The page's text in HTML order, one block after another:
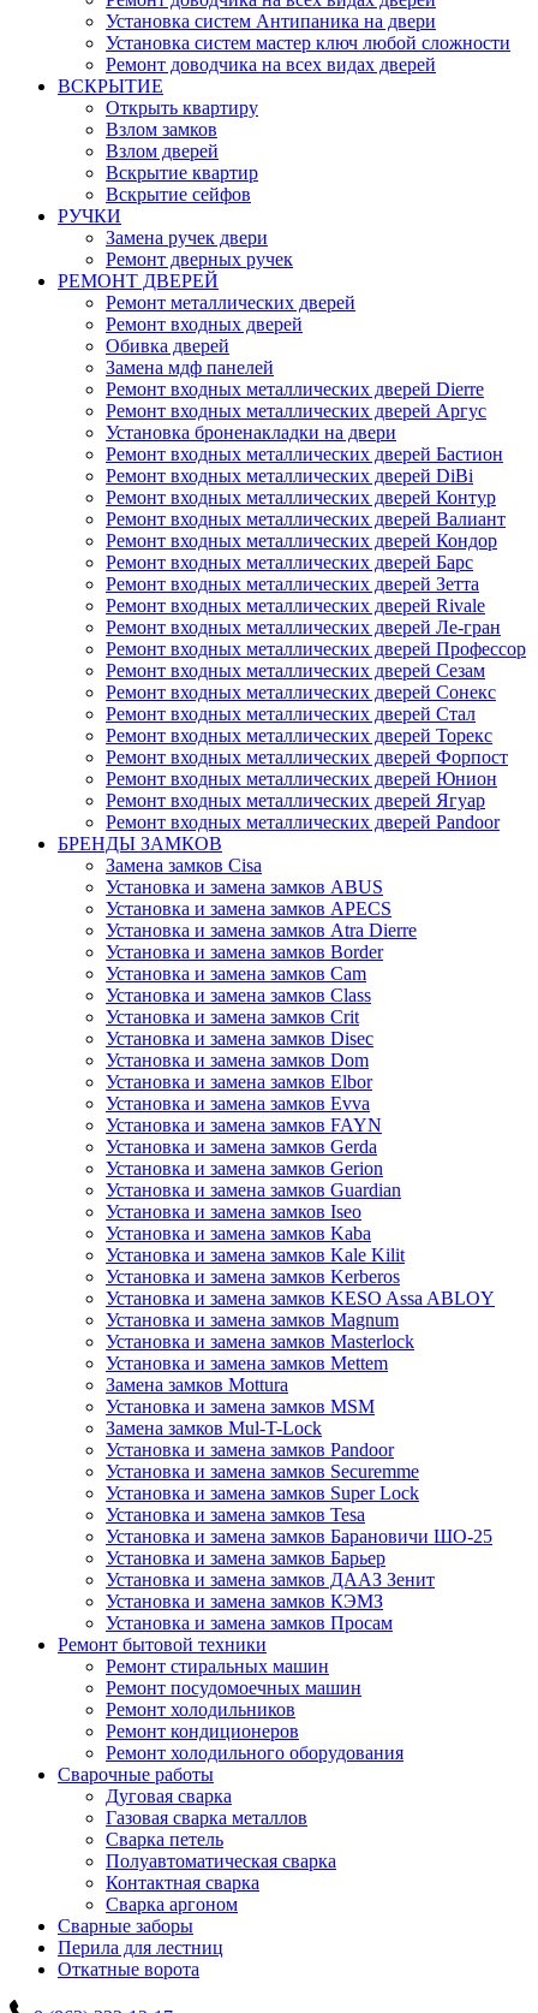
Установка систем Антипаника на двери
Установка систем мастер ключ любой сложности
Ремонт доводчика на всех видах дверей
ВСКРЫТИЕ
Открыть квартиру
Взлом замков
Взлом дверей
Вскрытие квартир
Вскрытие сейфов
РУЧКИ
Замена ручек двери
Ремонт дверных ручек
РЕМОНТ ДВЕРЕЙ
Ремонт металлических дверей
Ремонт входных дверей
Обивка дверей
Замена мдф панелей
Ремонт входных металлических дверей Dierre
Ремонт входных металлических дверей Аргус
Установка броненакладки на двери
Ремонт входных металлических дверей Бастион
Ремонт входных металлических дверей DiBi
Ремонт входных металлических дверей Контур
Ремонт входных металлических дверей Валиант
Ремонт входных металлических дверей Кондор
Ремонт входных металлических дверей Барс
Ремонт входных металлических дверей Зетта
Ремонт входных металлических дверей Rivale
Ремонт входных металлических дверей Ле-гран
Ремонт входных металлических дверей Профессор
Ремонт входных металлических дверей Сезам
Ремонт входных металлических дверей Сонекс
Ремонт входных металлических дверей Стал
Ремонт входных металлических дверей Торекс
Ремонт входных металлических дверей Форпост
Ремонт входных металлических дверей Юнион
Ремонт входных металлических дверей Ягуар
Ремонт входных металлических дверей Pandoor
БРЕНДЫ ЗАМКОВ
Замена замков Cisa
Установка и замена замков ABUS
Установка и замена замков APECS
Установка и замена замков Atra Dierre
Установка и замена замков Border
Установка и замена замков Cam
Установка и замена замков Class
Установка и замена замков Crit
Установка и замена замков Disec
Установка и замена замков Dom
Установка и замена замков Elbor
Установка и замена замков Evva
Установка и замена замков FAYN
Установка и замена замков Gerda
Установка и замена замков Gerion
Установка и замена замков Guardian
Установка и замена замков Iseo
Установка и замена замков Kaba
Установка и замена замков Kale Kilit
Установка и замена замков Kerberos
Установка и замена замков KESO Assa ABLOY
Установка и замена замков Magnum
Установка и замена замков Masterlock
Установка и замена замков Mettem
Замена замков Mottura
Установка и замена замков MSM
Замена замков Mul-T-Lock
Установка и замена замков Pandoor
Установка и замена замков Securemme
Установка и замена замков Super Lock
Установка и замена замков Tesa
Установка и замена замков Барановичи ШО-25
Установка и замена замков Барьер
Установка и замена замков ДААЗ Зенит
Установка и замена замков КЭМЗ
Установка и замена замков Просам
Ремонт бытовой техники
Ремонт стиральных машин
Ремонт посудомоечных машин
Ремонт холодильников
Ремонт кондиционеров
Ремонт холодильного оборудования
Сварочные работы
Дуговая сварка
Газовая сварка металлов
Сварка петель
Полуавтоматическая сварка
Контактная сварка
Сварка аргоном
Сварные заборы
Перила для лестниц
Откатные ворота